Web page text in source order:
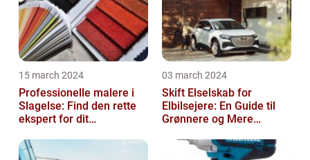
15 march 2024
Professionelle malere i
Slagelse: Find den rette
ekspert for dit
03 march 2024
Skift Elselskab for
Elbilsejere: En Guide til
Grønnere og Mere